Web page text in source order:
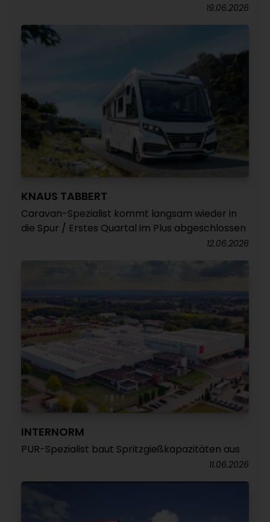
19.06.2026
KNAUS TABBERT
Caravan-Spezialist kommt langsam wieder in
die Spur / Erstes Quartal im Plus abgeschlossen
12.06.2026
INTERNORM
PUR-Spezialist baut Spritzgießkapazitäten aus
11.06.2026